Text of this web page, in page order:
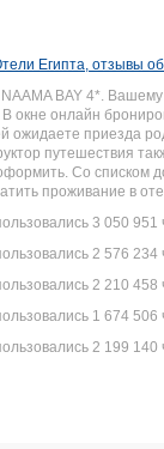
Египта, отзывы
NAAMA BAY 4*.
В окне онлайн
ожидаете приезда
путешествия
Со
проживание в
3 050 951
2 576 234
2 210 458
1 674 506
2 199 140